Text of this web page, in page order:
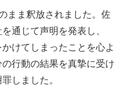
まま釈放されました。佐
通じて声明を発表し、
けてしまったことを心よ
行動の結果を真摯に受け
しました。